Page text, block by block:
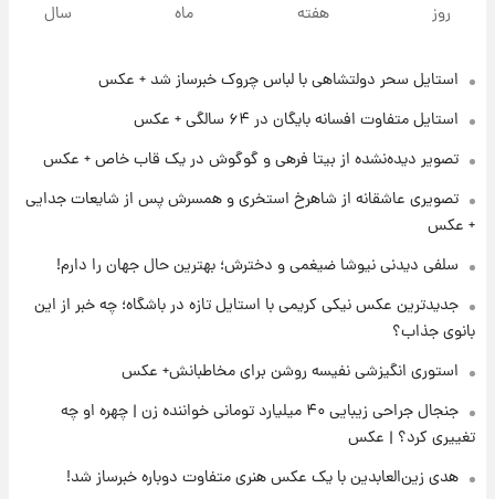
۱۳ ساعت پیش
فال روزانه واقعی یکشنبه ۱۸ مرداد ۱۴۰۵
ارزش سهام عدالت برای امروز ۱۷ مرداد ۱۴۰۵ +
لیونل مسی عزادار شد! + جزئیات
روز هفته ماه سال
استایل سحر دولتشاهی با لباس چروک خبرساز شد + عکس
استایل متفاوت افسانه بایگان در ۶۴ سالگی + عکس
تصویر دیده‌نشده از بیتا فرهی و گوگوش در یک قاب خاص + عکس
تصویری عاشقانه از شاهرخ استخری و همسرش پس از شایعات جدایی
+ عکس
سلفی دیدنی نیوشا ضیغمی و دخترش؛ بهترین حال جهان را دارم!
جدیدترین عکس نیکی کریمی با استایل تازه در باشگاه؛ چه خبر از این
بانوی جذاب؟
استوری انگیزشی نفیسه روشن برای مخاطبانش+ عکس
جنجال جراحی زیبایی ۴۰ میلیارد تومانی خواننده زن | چهره او چه
تغییری کرد؟ | عکس
هدی زین‌العابدین با یک عکس هنری متفاوت دوباره خبرساز شد!